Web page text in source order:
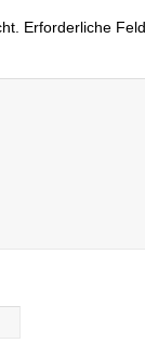
Erforderliche